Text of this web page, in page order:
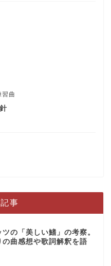
習曲
事
ツの「美しい鰭」の考察。
の曲感想や歌詞解釈を語